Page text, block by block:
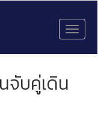
บคู่เดิน